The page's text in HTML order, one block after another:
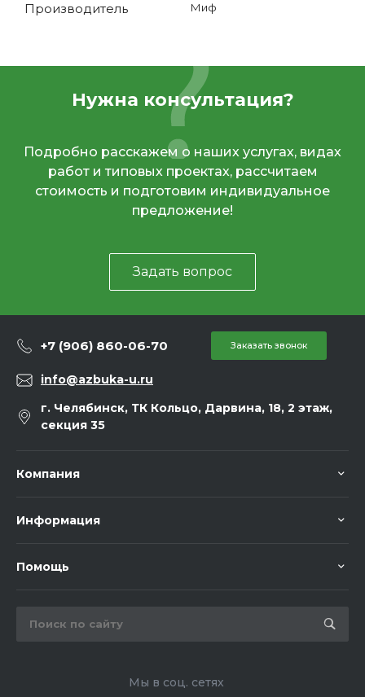
Производитель Миф
Нужна консультация?
Подробно расскажем о наших услугах, видах
работ и типовых проектах, рассчитаем
стоимость и подготовим индивидуальное
предложение!
Задать вопрос
+7 (906) 860-06-70 Заказать звонок
info@azbuka-u.ru
г. Челябинск, ТК Кольцо, Дарвина, 18, 2 этаж,
секция 35
Компания
Информация
Помощь
Мы в соц. сетях